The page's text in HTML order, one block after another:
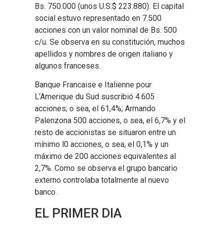
Bs. 750.000 (unos U.S.$ 223.880). El capital
social estuvo representado en 7.500
acciones con un valor nominal de Bs. 500
c/u. Se observa en su constitución, muchos
apellidos y nombres de origen italiano y
algunos franceses.
Banque Francaise e Italienne pour
L’Amerique du Sud suscribió 4.605
acciones; o sea, el 61,4%; Armando
Palenzona 500 acciones, o sea, el 6,7% y el
resto de accionistas se situaron entre un
mínimo l0 acciones, o sea, el 0,1% y un
máximo de 200 acciones equivalentes al
2,7%. Como se observa el grupo bancario
externo controlaba totalmente al nuevo
banco.
EL PRIMER DIA